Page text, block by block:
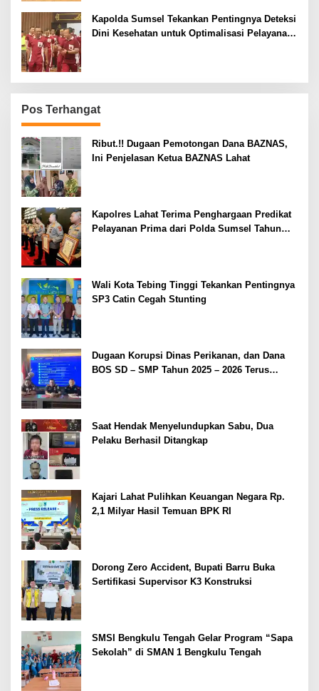
Kapolda Sumsel Tekankan Pentingnya Deteksi
Dini Kesehatan untuk Optimalisasi Pelayanan
Pos Terhangat
Ribut.!! Dugaan Pemotongan Dana BAZNAS,
Ini Penjelasan Ketua BAZNAS Lahat
Kapolres Lahat Terima Penghargaan Predikat
Pelayanan Prima dari Polda Sumsel Tahun
Wali Kota Tebing Tinggi Tekankan Pentingnya
SP3 Catin Cegah Stunting
Dugaan Korupsi Dinas Perikanan, dan Dana
BOS SD – SMP Tahun 2025 – 2026 Terus
Saat Hendak Menyelundupkan Sabu, Dua
Pelaku Berhasil Ditangkap
Kajari Lahat Pulihkan Keuangan Negara Rp.
2,1 Milyar Hasil Temuan BPK RI
Dorong Zero Accident, Bupati Barru Buka
Sertifikasi Supervisor K3 Konstruksi
SMSI Bengkulu Tengah Gelar Program “Sapa
Sekolah” di SMAN 1 Bengkulu Tengah